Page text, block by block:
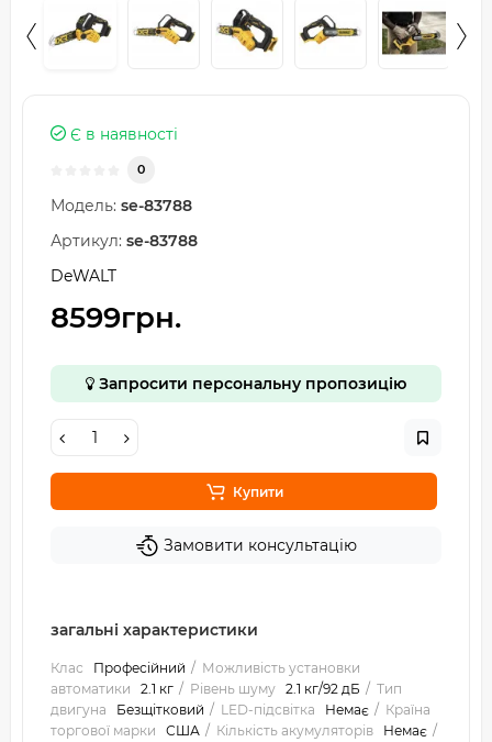
Є в наявності
0
Модель: se-83788
Артикул: se-83788
DeWALT
8599грн.
Запросити персональну пропозицію
Купити
Замовити консультацію
загальні характеристики
Клас Професійний
Можливість установки
автоматики
2.1 кг Рівень шуму 2.1 кг/92 дБ
Тип
двигуна
Безщітковий LED-підсвітка Немає
Країна
торгової марки
США Кількість акумуляторів
Немає